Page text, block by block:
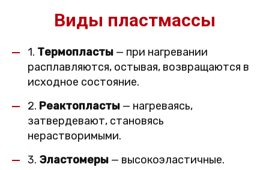
Виды пластмассы
1. Термопласты — при нагревании
расплавляются, остывая, возвращаются в
исходное состояние.
2. Реактопласты — нагреваясь,
затвердевают, становясь
нерастворимыми.
3. Эластомеры — высокоэластичные.